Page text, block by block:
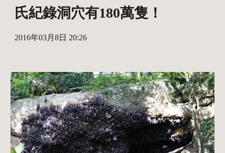
氏紀錄洞穴有180萬隻！
2016年03月8日 20:26